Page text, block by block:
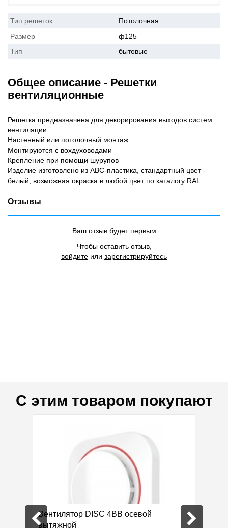
Тип решеток
Потолочная
Размер
ф125
Тип
бытовые
Общее описание - Решетки
вентиляционные
Решетка предназначена для декорирования выходов систем
вентиляции
Настенный или потолочный монтаж
Монтируются с вохдуховодами
Крепление при помощи шурупов
Изделие изготовлено из АВС-пластика, стандартный цвет -
белый, возможная окраска в любой цвет по каталогу RAL
Отзывы
Ваш отзыв будет первым
Чтобы оставить отзыв,
войдите или зарегистрируйтесь
С этим товаром покупают
Вентилятор DISC 4BB осевой
вытяжной